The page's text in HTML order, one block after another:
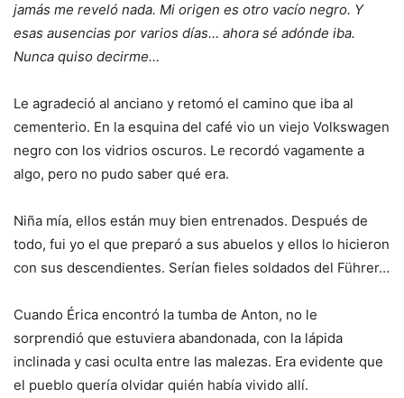
jamás me reveló nada. Mi origen es otro vacío negro. Y
esas ausencias por varios días… ahora sé adónde iba.
Nunca quiso decirme…
Le agradeció al anciano y retomó el camino que iba al
cementerio. En la esquina del café vio un viejo Volkswagen
negro con los vidrios oscuros. Le recordó vagamente a
algo, pero no pudo saber qué era.
Niña mía, ellos están muy bien entrenados. Después de
todo, fui yo el que preparó a sus abuelos y ellos lo hicieron
con sus descendientes. Serían fieles soldados del Führer…
Cuando Érica encontró la tumba de Anton, no le
sorprendió que estuviera abandonada, con la lápida
inclinada y casi oculta entre las malezas. Era evidente que
el pueblo quería olvidar quién había vivido allí.